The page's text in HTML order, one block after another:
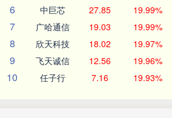
6 中巨芯 27.85 19.99%
7 广哈通信 19.03 19.99%
8 欣天科技 18.02 19.97%
9 飞天诚信 12.56 19.96%
10 任子行 7.16 19.93%